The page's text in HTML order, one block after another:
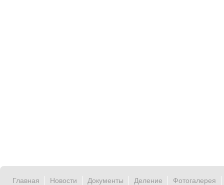
Главная Новости Документы Деление Фотогалерея